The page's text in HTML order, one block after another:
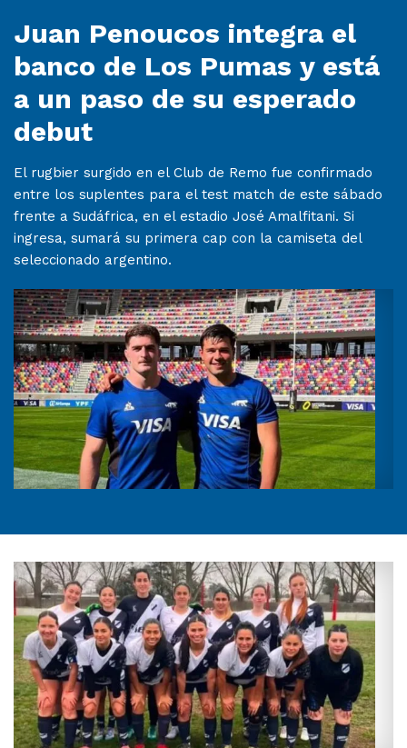
Juan Penoucos integra el
banco de Los Pumas y está
a un paso de su esperado
debut
El rugbier surgido en el Club de Remo fue confirmado
entre los suplentes para el test match de este sábado
frente a Sudáfrica, en el estadio José Amalfitani. Si
ingresa, sumará su primera cap con la camiseta del
seleccionado argentino.